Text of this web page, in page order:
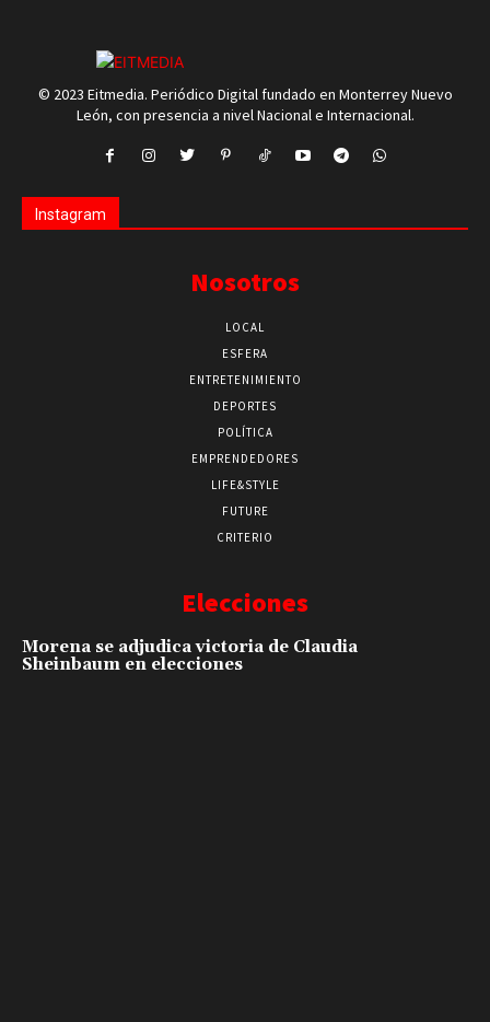
© 2023 Eitmedia. Periódico Digital fundado en Monterrey Nuevo
León, con presencia a nivel Nacional e Internacional.
Instagram
Nosotros
LOCAL
ESFERA
ENTRETENIMIENTO
DEPORTES
POLÍTICA
EMPRENDEDORES
LIFE&STYLE
FUTURE
CRITERIO
Elecciones
Morena se adjudica victoria de Claudia
Sheinbaum en elecciones